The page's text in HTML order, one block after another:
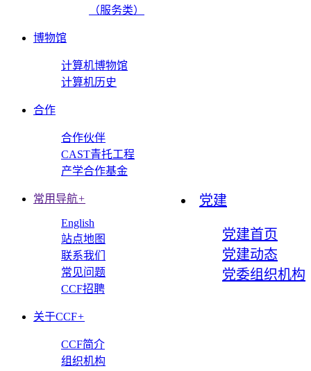
（服务类）
博物馆
计算机博物馆
计算机历史
合作
合作伙伴
CAST青托工程
产学合作基金
党建
党建首页
党建动态
党委组织机构
常用导航+
English
站点地图
联系我们
常见问题
CCF招聘
关于CCF+
CCF简介
组织机构